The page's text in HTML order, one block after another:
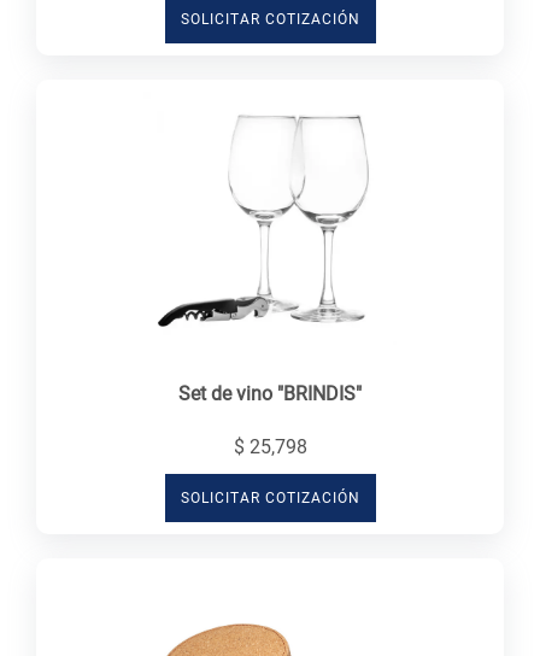
SOLICITAR COTIZACIÓN
Set de vino "BRINDIS"
$ 25,798
SOLICITAR COTIZACIÓN